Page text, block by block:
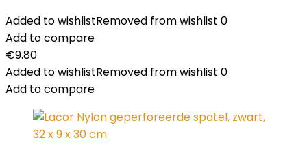
Added to wishlistRemoved from wishlist 0
Add to compare
€9.80
Added to wishlistRemoved from wishlist 0
Add to compare